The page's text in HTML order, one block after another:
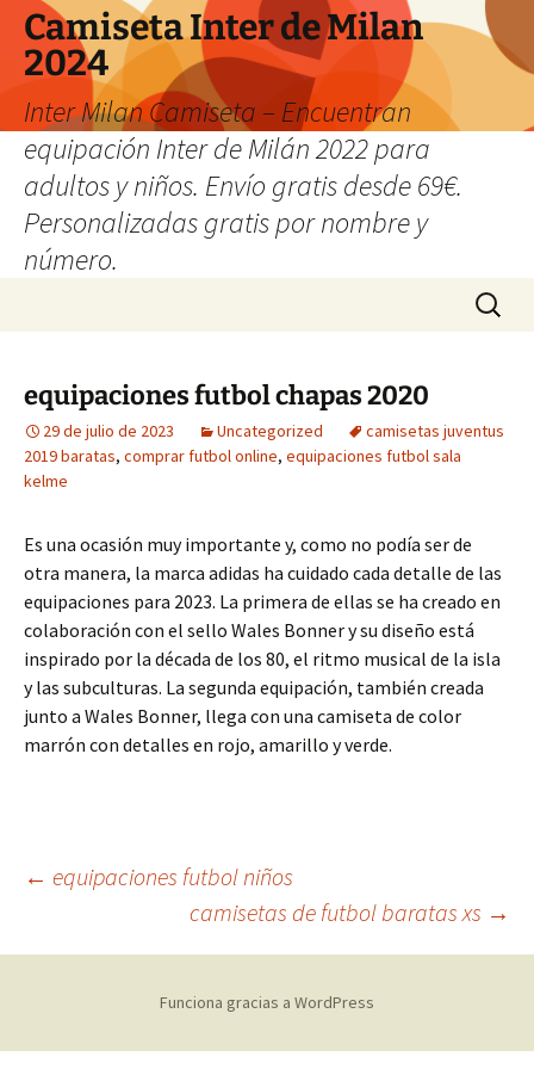
Camiseta Inter de Milan
2024
Inter Milan Camiseta – Encuentran
equipación Inter de Milán 2022 para
adultos y niños. Envío gratis desde 69€.
Personalizadas gratis por nombre y
número.
Buscar:
equipaciones futbol chapas 2020
29 de julio de 2023 Uncategorized
camisetas juventus
2019 baratas, comprar futbol online, equipaciones futbol sala
kelme
Es una ocasión muy importante y, como no podía ser de
otra manera, la marca adidas ha cuidado cada detalle de las
equipaciones para 2023. La primera de ellas se ha creado en
colaboración con el sello Wales Bonner y su diseño está
inspirado por la década de los 80, el ritmo musical de la isla
y las subculturas. La segunda equipación, también creada
junto a Wales Bonner, llega con una camiseta de color
marrón con detalles en rojo, amarillo y verde.
Navegación
de
entradas
← equipaciones futbol niños
camisetas de futbol baratas xs →
Funciona gracias a WordPress